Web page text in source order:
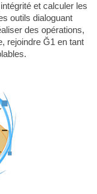
et calculer les
outils dialoguant
des opérations,
rejoindre Ğ1 en tant